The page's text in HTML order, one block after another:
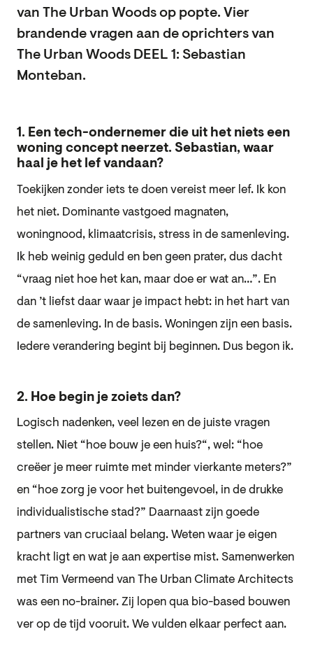
van The Urban Woods op popte. Vier
brandende vragen aan de oprichters van
The Urban Woods DEEL 1: Sebastian
Monteban.
1. Een tech-ondernemer die uit het niets een
woning concept neerzet. Sebastian, waar
haal je het lef vandaan?
Toekijken zonder iets te doen vereist meer lef. Ik kon
het niet. Dominante vastgoed magnaten,
woningnood, klimaatcrisis, stress in de samenleving.
Ik heb weinig geduld en ben geen prater, dus dacht
“vraag niet hoe het kan, maar doe er wat an…”. En
dan ’t liefst daar waar je impact hebt: in het hart van
de samenleving. In de basis. Woningen zijn een basis.
Iedere verandering begint bij beginnen. Dus begon ik.
2. Hoe begin je zoiets dan?
Logisch nadenken, veel lezen en de juiste vragen
stellen. Niet “hoe bouw je een huis?“, wel: “hoe
creëer je meer ruimte met minder vierkante meters?”
en “hoe zorg je voor het buitengevoel, in de drukke
individualistische stad?” Daarnaast zijn goede
partners van cruciaal belang. Weten waar je eigen
kracht ligt en wat je aan expertise mist. Samenwerken
met Tim Vermeend van The Urban Climate Architects
was een no-brainer. Zij lopen qua bio-based bouwen
ver op de tijd vooruit. We vulden elkaar perfect aan.